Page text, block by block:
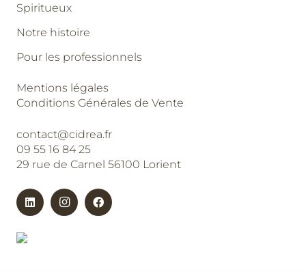
Spiritueux
Notre histoire
Pour les professionnels
Mentions légales
Conditions Générales de Vente
contact@cidrea.fr
09 55 16 84 25
29 rue de Carnel 56100 Lorient